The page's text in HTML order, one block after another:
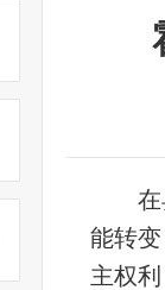
能转
主权